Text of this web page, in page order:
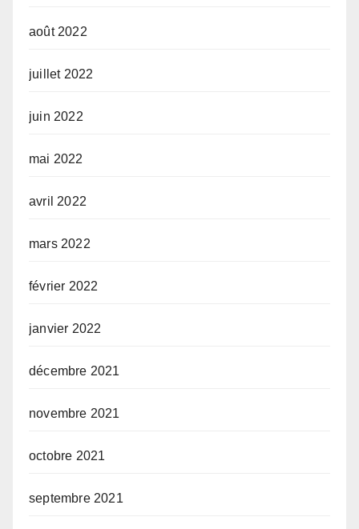
août 2022
juillet 2022
juin 2022
mai 2022
avril 2022
mars 2022
février 2022
janvier 2022
décembre 2021
novembre 2021
octobre 2021
septembre 2021